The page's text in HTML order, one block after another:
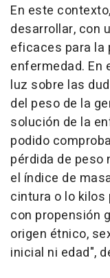
En este
desarrollar, con
eficaces para la
enfermedad. En
luz sobre las
del peso de la
solución de la
podido
pérdida de peso
el índice de
cintura o lo
con propensión
origen étnico,
inicial ni edad",